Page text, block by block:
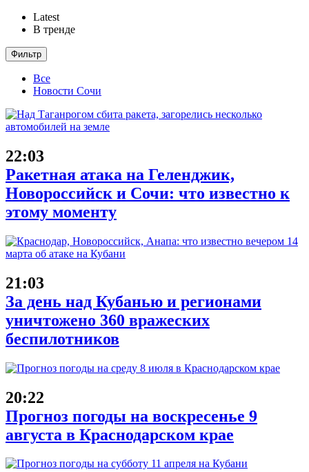
Latest
В тренде
Фильтр
Все
Новости Сочи
22:03
Ракетная атака на Геленджик,
Новороссийск и Сочи: что известно к
этому моменту
21:03
За день над Кубанью и регионами
уничтожено 360 вражеских
беспилотников
20:22
Прогноз погоды на воскресенье 9
августа в Краснодарском крае